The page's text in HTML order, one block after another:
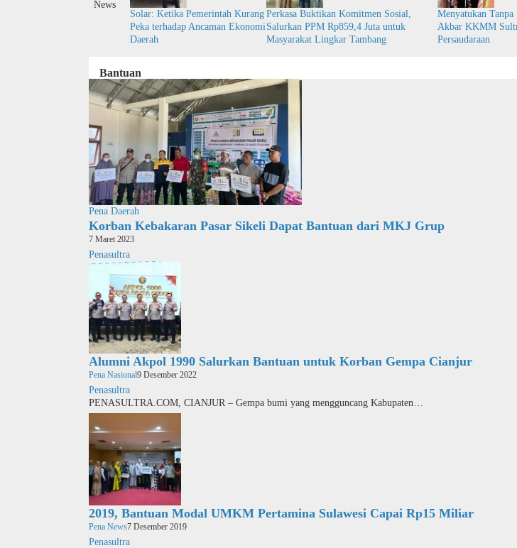
News
Solar: Ketika Pemerintah Kurang
Peka terhadap Ancaman Ekonomi
Daerah
Perkasa Buktikan Komitmen Sosial,
Salurkan PPM Rp859,4 Juta untuk
Masyarakat Lingkar Tambang
Menyatukan
Akbar KKMM
Persaudaraan
Bantuan
Pena Daerah
Korban Kebakaran Pasar Sikeli Dapat Bantuan dari MKJ Grup
7 Maret 2023
Penasultra
Alumni Akpol 1990 Salurkan Bantuan untuk Korban Gempa Cianjur
Pena Nasional9 Desember 2022
Penasultra
PENASULTRA.COM, CIANJUR – Gempa bumi yang mengguncang Kabupaten…
2019, Bantuan Modal UMKM Pertamina Sulawesi Capai Rp15 Miliar
Pena News7 Desember 2019
Penasultra